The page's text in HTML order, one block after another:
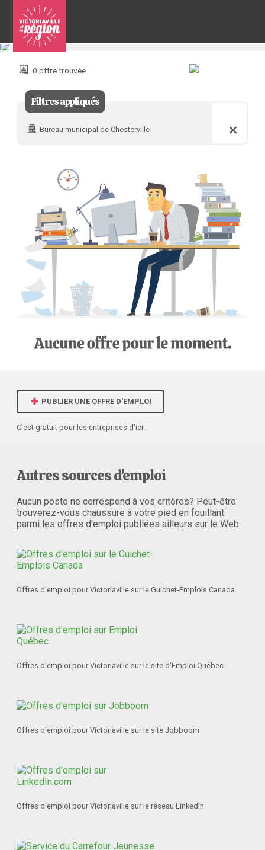
Pour
joindre 0 offre trouvée
Filtres appliqués
Bureau municipal de Chesterville
PUBLIER UNE OFFRE D'EMPLOI
C'est gratuit pour les entreprises d'ici!
Autres sources d'emploi
Aucun poste ne correspond à vos critères? Peut-être
trouverez-vous chaussure à votre pied en fouillant
parmi les offres d'emploi publiées ailleurs sur le Web.
Offres d'emploi pour Victoriaville sur le Guichet-Emplois Canada
Offres d'emploi pour Victoriaville sur le site d'Emploi Québec
Offres d'emploi pour Victoriaville sur le site Jobboom
Offres d'emploi pour Victoriaville sur le réseau LinkedIn